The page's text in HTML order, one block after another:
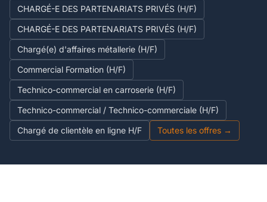
CHARGÉ-E DES PARTENARIATS PRIVÉS (H/F)
CHARGÉ-E DES PARTENARIATS PRIVÉS (H/F)
Chargé(e) d'affaires métallerie (H/F)
Commercial Formation (H/F)
Technico-commercial en carroserie (H/F)
Technico-commercial / Technico-commerciale (H/F)
Chargé de clientèle en ligne H/F
Toutes les offres →